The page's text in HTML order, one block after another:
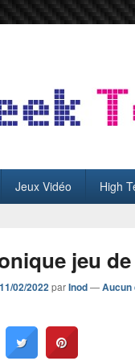
Jeux Vidéo High
jeu
11/02/2022parInod—Aucun